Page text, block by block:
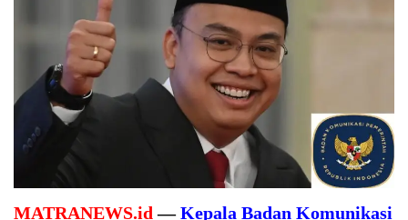
MATRANEWS.id —Kepala Badan Komunikasi